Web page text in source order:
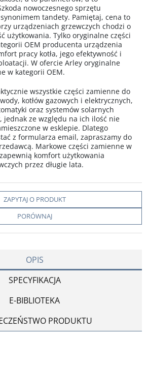
nowoczesnego sprzętu
tandety. Pamiętaj, cena to
urządzeniach grzewczych chodzi o
użytkowania. Tylko oryginalne części
OEM producenta urządzenia
pracy kotła, jego efektywność i
W ofercie Arley oryginalne
w kategorii OEM.
wszystkie części zamienne do
kotłów gazowych i elektrycznych,
oraz systemów solarnych
jednak ze względu na ich ilość nie
w esklepie. Dlatego
z formularza email, zapraszamy do
Markowe części zamienne w
komfort użytkowania
przez długie lata.
ZAPYTAJ O PRODUKT
PORÓWNAJ
OPIS
SPECYFIKACJA
E-BIBLIOTEKA
PRODUKTU